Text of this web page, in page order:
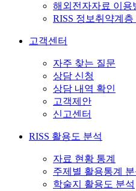
해외전자자료 이용
RISS 정보취약계
고객센터
자주 찾는 질문
상담 신청
상담 내역 확인
고객제안
신고센터
RISS 활용도 분석
자료 현황 통계
주제별 활용통계 분
학술지 활용도 분석